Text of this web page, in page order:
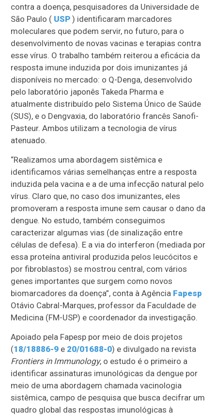
contra a doença, pesquisadores da Universidade de
São Paulo ( USP ) identificaram marcadores
moleculares que podem servir, no futuro, para o
desenvolvimento de novas vacinas e terapias contra
esse vírus. O trabalho também reiterou a eficácia da
resposta imune induzida por dois imunizantes já
disponíveis no mercado: o Q-Denga, desenvolvido
pelo laboratório japonês Takeda Pharma e
atualmente distribuído pelo Sistema Único de Saúde
(SUS), e o Dengvaxia, do laboratório francês Sanofi-
Pasteur. Ambos utilizam a tecnologia de vírus
atenuado.
“Realizamos uma abordagem sistêmica e
identificamos várias semelhanças entre a resposta
induzida pela vacina e a de uma infecção natural pelo
vírus. Claro que, no caso dos imunizantes, eles
promoveram a resposta imune sem causar o dano da
dengue. No estudo, também conseguimos
caracterizar algumas vias (de sinalização entre
células de defesa). E a via do interferon (mediada por
essa proteína antiviral produzida pelos leucócitos e
por fibroblastos) se mostrou central, com vários
genes importantes que surgem como novos
biomarcadores da doença”, conta à Agência Fapesp
Otávio Cabral-Marques, professor da Faculdade de
Medicina (FM-USP) e coordenador da investigação.
Apoiado pela Fapesp por meio de dois projetos
(18/18886-9 e 20/01688-0) e divulgado na revista
Frontiers in Immunology, o estudo é o primeiro a
identificar assinaturas imunológicas da dengue por
meio de uma abordagem chamada vacinologia
sistêmica, campo de pesquisa que busca decifrar um
quadro global das respostas imunológicas à